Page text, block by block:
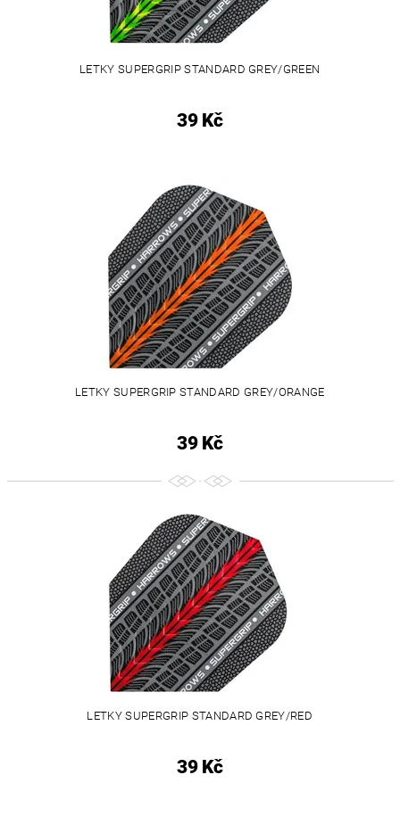
LETKY SUPERGRIP STANDARD GREY/GREEN
39 Kč
LETKY SUPERGRIP STANDARD GREY/ORANGE
39 Kč
LETKY SUPERGRIP STANDARD GREY/RED
39 Kč